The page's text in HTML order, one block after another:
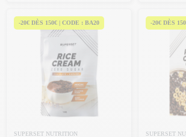
-20€ DÈS 150€ | CODE : BA20
SUPERSET NUTRITION
-20€ DÈS
SUPERSET